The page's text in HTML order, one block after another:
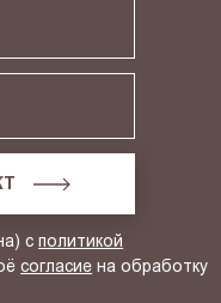
сполитикой
согласие на обработку